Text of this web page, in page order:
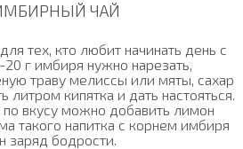
ЧАЙ
тех, кто любит начинать день с
г имбиря нужно нарезать,
траву мелиссы или мяты, сахар
литром кипятка и дать настояться.
вкусу можно добавить лимон
такого напитка с корнем имбиря
заряд бодрости.